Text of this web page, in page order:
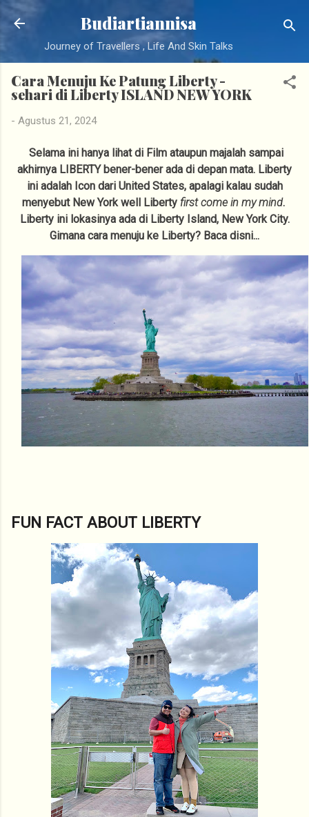
Langsung ke konten utama
Budiartiannisa
Journey of Travellers , Life And Skin Talks
Cara Menuju Ke Patung Liberty -
sehari di Liberty ISLAND NEW YORK
- Agustus 21, 2024
Selama ini hanya lihat di Film ataupun majalah sampai
akhirnya LIBERTY bener-bener ada di depan mata. Liberty
ini adalah Icon dari United States, apalagi kalau sudah
menyebut New York well Liberty first come in my mind.
Liberty ini lokasinya ada di Liberty Island, New York City.
Gimana cara menuju ke Liberty? Baca disni...
FUN FACT ABOUT LIBERTY